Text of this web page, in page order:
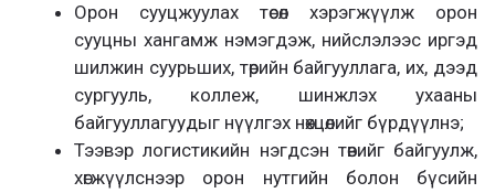
Орон сууцжуулах төсөл хэрэгжүүлж орон
сууцны хангамж нэмэгдэж, нийслэлээс иргэд
шилжин суурьших, төрийн байгууллага, их, дээд
сургууль, коллеж, шинжлэх ухааны
байгууллагуудыг нүүлгэх нөхцөлийг бүрдүүлнэ;
Тээвэр логистикийн нэгдсэн төвийг байгуулж,
хөгжүүлснээр орон нутгийн болон бүсийн